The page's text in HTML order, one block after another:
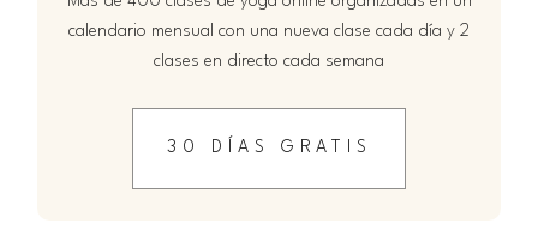
calendario mensual con una nueva clase cada día y 2
clases en directo cada semana
30 DÍAS GRATIS